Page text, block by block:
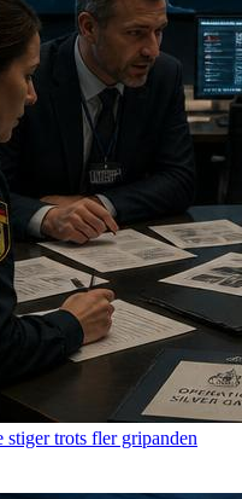
trots fler gripanden